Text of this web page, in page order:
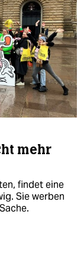
mehr
findet eine
Sie werben